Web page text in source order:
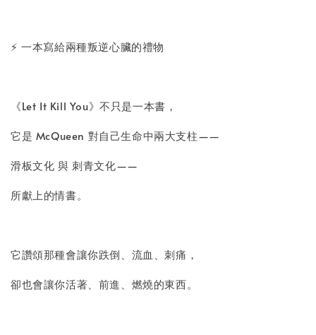
⚡ 一本寫給兩種叛逆心臟的禮物
《Let It Kill You》不只是一本書，
它是 McQueen 對自己生命中兩大支柱——
滑板文化 與 刺青文化——
所獻上的情書。
它讚頌那種會讓你跌倒、流血、刺痛，
卻也會讓你活著、前進、燃燒的東西。